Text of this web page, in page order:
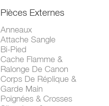
Pièces Externes
Anneaux
Attache Sangle
Bi-Pied
Cache Flamme &
Ralonge De Canon
Corps De Réplique &
Garde Main
Poignées & Crosses